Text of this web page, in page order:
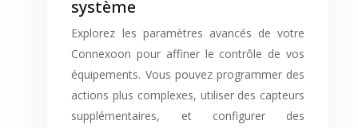
système
Explorez les paramètres avancés de votre
Connexoon pour affiner le contrôle de vos
équipements. Vous pouvez programmer des
actions plus complexes, utiliser des capteurs
supplémentaires, et configurer des